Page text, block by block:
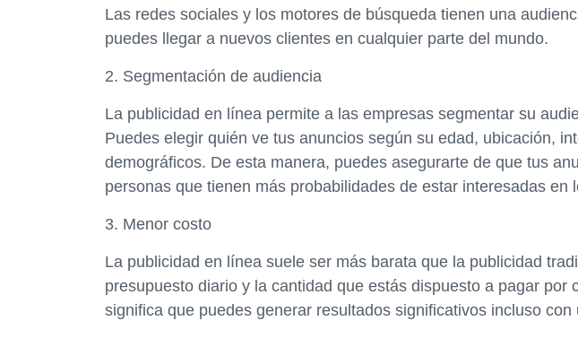
Las redes sociales y los motores de búsqueda tienen una
puedes llegar a nuevos clientes en cualquier parte del mundo.
2. Segmentación de audiencia
La publicidad en línea permite a las empresas segmentar su
Puedes elegir quién ve tus anuncios según su edad, ubicación,
demográficos. De esta manera, puedes asegurarte de que tus
personas que tienen más probabilidades de estar interesadas en
3. Menor costo
La publicidad en línea suele ser más barata que la publicidad
presupuesto diario y la cantidad que estás dispuesto a pagar por
significa que puedes generar resultados significativos incluso